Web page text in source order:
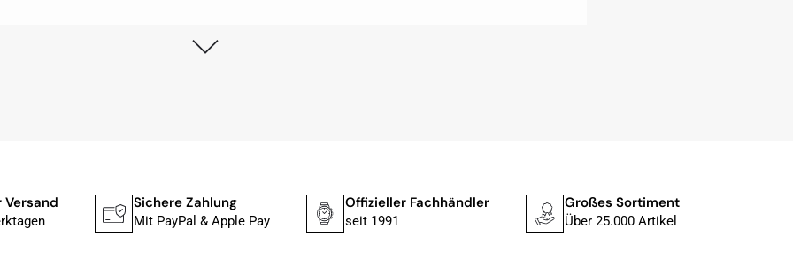
Arbeit und tollen Service extrem weiter empfehlen.
Versand Sichere Zahlung
Mit PayPal & Apple Pay
Offizieller Fachhändler
seit 1991
Großes Sortiment
Über 25.000 Artikel